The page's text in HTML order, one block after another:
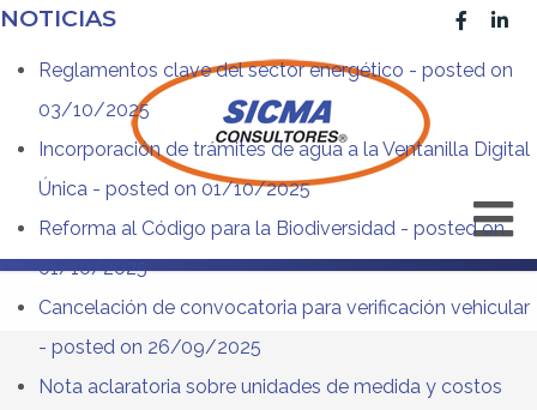
NOTICIAS
Reglamentos clave del sector energético - posted on
03/10/2025
Incorporación de trámites de agua a la Ventanilla Digital
Única - posted on 01/10/2025
Reforma al Código para la Biodiversidad - posted on
01/10/2025
Cancelación de convocatoria para verificación vehicular
- posted on 26/09/2025
Nota aclaratoria sobre unidades de medida y costos